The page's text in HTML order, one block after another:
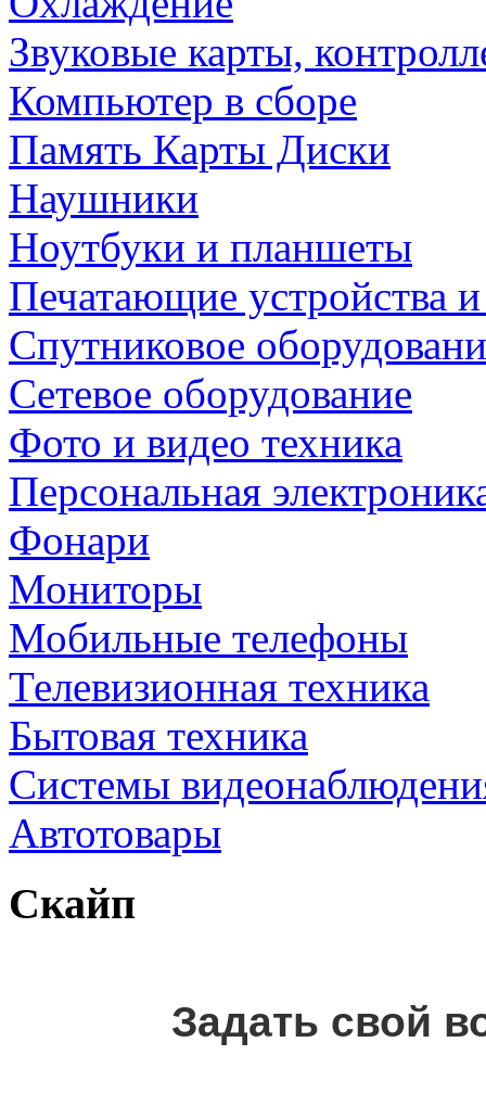
Звуковые карты,
Компьютер в сборе
Память Карты Диски
Наушники
Ноутбуки и планшеты
Печатающие устройства
Спутниковое
Сетевое оборудование
Фото и видео техника
Персональная
Фонари
Мониторы
Мобильные телефоны
Телевизионная техника
Бытовая техника
Cистемы
Автотовары
Скайп
Задать свой